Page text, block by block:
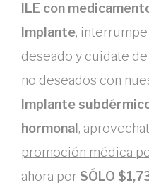
ILE con
Implante,
deseado y cuidate
no deseados con
Implante
hormonal ,
promoción médica
ahora por SÓLO